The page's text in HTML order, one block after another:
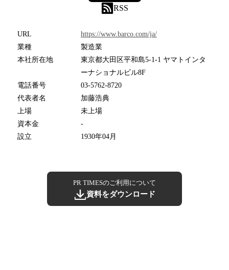
RSS
URL
https://www.barco.com/ja/
業種
製造業
本社所在地
東京都大田区平和島5-1-1 ヤマトインタ
ーナショナルビル8F
電話番号
03-5762-8720
代表者名
加藤浩典
上場
未上場
資本金
-
設立
1930年04月
PR TIMESのご利用について
資料をダウンロード